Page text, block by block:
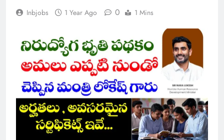
Inbjobs 1 Year Ago 0 1 Mins